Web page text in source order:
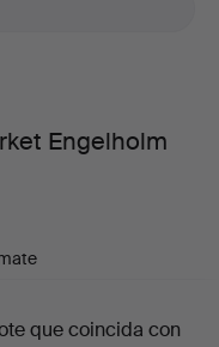
Engelholm
que coincida con